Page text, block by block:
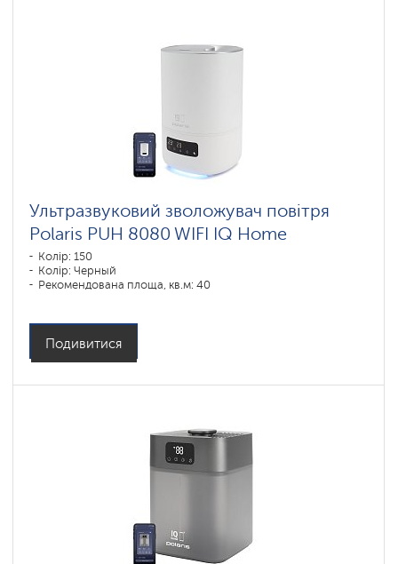
Ультразвуковий зволожувач повітря
Polaris PUH 8080 WIFI IQ Home
Колір: 150
Колір: Черный
Рекомендована площа, кв.м: 40
Подивитися